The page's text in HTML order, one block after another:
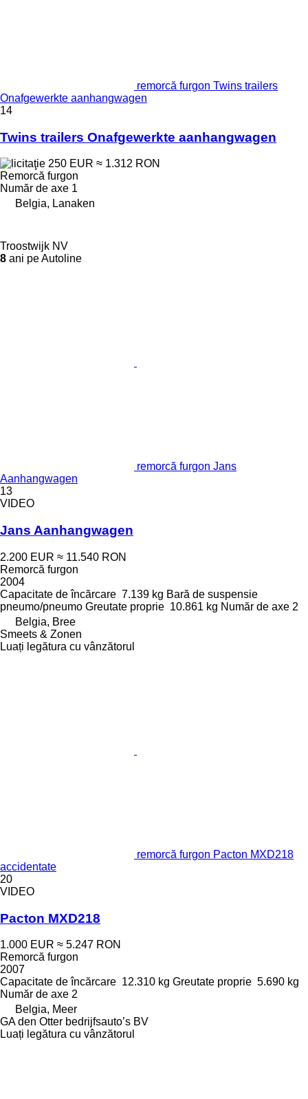
remorcă furgon Twins trailers
Onafgewerkte aanhangwagen
14
Twins trailers Onafgewerkte aanhangwagen
250 EUR ≈ 1.312 RON
Remorcă furgon
Număr de axe 1
Belgia, Lanaken
Troostwijk NV
8 ani pe Autoline
remorcă furgon Jans
Aanhangwagen
13
VIDEO
Jans Aanhangwagen
2.200 EUR ≈ 11.540 RON
Remorcă furgon
2004
Capacitate de încărcare 7.139 kg Bară de suspensie
pneumo/pneumo Greutate proprie 10.861 kg Număr de axe 2
Belgia, Bree
Smeets & Zonen
Luați legătura cu vânzătorul
remorcă furgon Pacton MXD218
accidentate
20
VIDEO
Pacton MXD218
1.000 EUR ≈ 5.247 RON
Remorcă furgon
2007
Capacitate de încărcare 12.310 kg Greutate proprie 5.690 kg
Număr de axe 2
Belgia, Meer
GA den Otter bedrijfsauto’s BV
Luați legătura cu vânzătorul